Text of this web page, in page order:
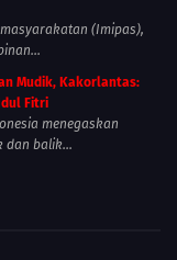
(Imipas),
Mudik, Kakorlantas:
Fitri
menegaskan
dan balik...